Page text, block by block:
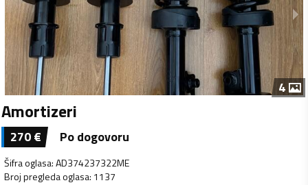
4
Amortizeri
270€ Po dogovoru
Šifra oglasa:AD374237322ME
Broj pregleda oglasa: 1137